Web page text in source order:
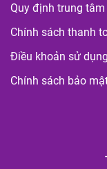
Quy định trung tâm
Chính sách thanh
Điều khoản sử dụng
Chính sách bảo